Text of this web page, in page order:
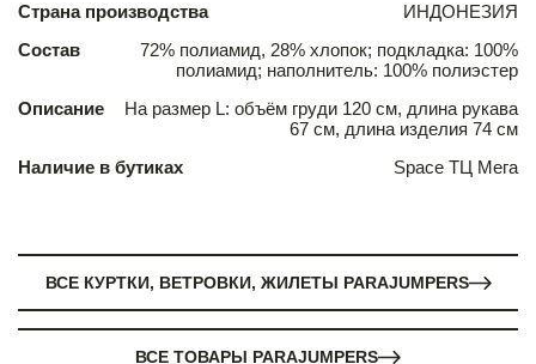
Страна производства
ИНДОНЕЗИЯ
Состав
72% полиамид, 28% хлопок; подкладка: 100%
полиамид; наполнитель: 100% полиэстер
Описание
На размер L: объём груди 120 см, длина рукава
67 см, длина изделия 74 см
Наличие в бутиках
Space ТЦ Мега
ВСЕ КУРТКИ, ВЕТРОВКИ, ЖИЛЕТЫ PARAJUMPERS
ВСЕ ТОВАРЫ PARAJUMPERS